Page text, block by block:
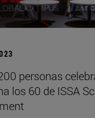
personas
los 60 de ISSA